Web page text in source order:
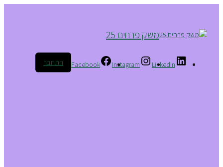
משק פרחים 25
LinkedIn
Instagram
Facebook התחבר